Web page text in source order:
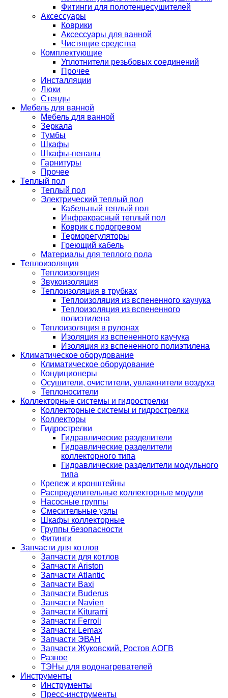
Фитинги для полотенцесушителей
Аксессуары
Коврики
Аксессуары для ванной
Чистящие средства
Комплектующие
Уплотнители резьбовых соединений
Прочее
Инсталляции
Люки
Стенды
Мебель для ванной
Мебель для ванной
Зеркала
Тумбы
Шкафы
Шкафы-пеналы
Гарнитуры
Прочее
Теплый пол
Теплый пол
Электрический теплый пол
Кабельный теплый пол
Инфракрасный теплый пол
Коврик с подогревом
Терморегуляторы
Греющий кабель
Материалы для теплого пола
Теплоизоляция
Теплоизоляция
Звукоизоляция
Теплоизоляция в трубках
Теплоизоляция из вспененного каучука
Теплоизоляция из вспененного
полиэтилена
Теплоизоляция в рулонах
Изоляция из вспененного каучука
Изоляция из вспененного полиэтилена
Климатическое оборудование
Климатическое оборудование
Кондиционеры
Осушители, очистители, увлажнители воздуха
Теплоносители
Коллекторные системы и гидрострелки
Коллекторные системы и гидрострелки
Коллекторы
Гидрострелки
Гидравлические разделители
Гидравлические разделители
коллекторного типа
Гидравлические разделители модульного
типа
Крепеж и кронштейны
Распределительные коллекторные модули
Насосные группы
Смесительные узлы
Шкафы коллекторные
Группы безопасности
Фитинги
Запчасти для котлов
Запчасти для котлов
Запчасти Ariston
Запчасти Atlantic
Запчасти Baxi
Запчасти Buderus
Запчасти Navien
Запчасти Kiturami
Запчасти Ferroli
Запчасти Lemax
Запчасти ЭВАН
Запчасти Жуковский, Ростов АОГВ
Разное
ТЭНы для водонагревателей
Инструменты
Инструменты
Пресс-инструменты